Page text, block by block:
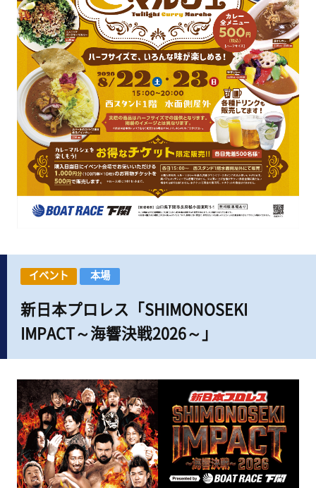
イベント 本場
新日本プロレス「SHIMONOSEKI
IMPACT～海響決戦2026～」